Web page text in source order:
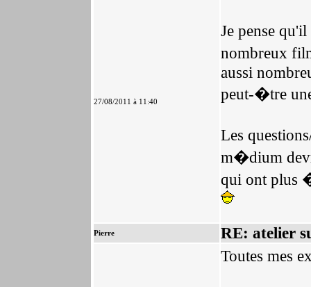
27/08/2011 à 11:40
Je pense
nombreux
aussi
peut-�tre
Les
m�dium
qui ont plus
Pierre RE: atelier
Toutes mes